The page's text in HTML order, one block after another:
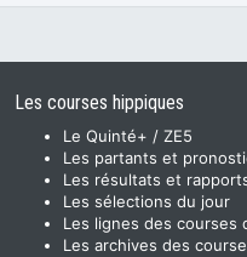
Les courses hippiques
Le Quinté+ / ZE5
Les partants et
Les résultats et
Les sélections du jour
Les lignes des courses
Les archives des